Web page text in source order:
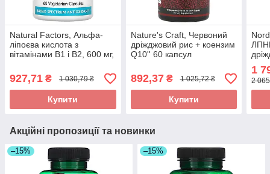
Natural Factors, Альфа-
ліпоєва кислота з
вітамінами B1 і B2, 600 мг,
оригінал
927,71 ₴ 1 030,79 ₴
Купити
Nature's Craft, Червоний
дріжджовий рис + коензим
Q10'' 60 капсул
892,37₴ 1 025,72 ₴
Купити
1
2
Акційні пропозиції та новинки
–15% –15%